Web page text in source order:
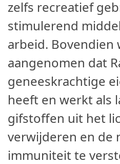
zelfs recreatief
stimulerend
arbeid. Bovendien
aangenomen dat
geneeskrachtige
heeft en werkt als
gifstoffen uit het
verwijderen en de
immuniteit te